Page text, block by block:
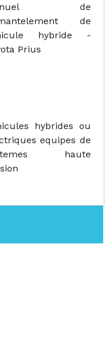
de
de
hybride -
Prius
hybrides ou
equipes de
haute